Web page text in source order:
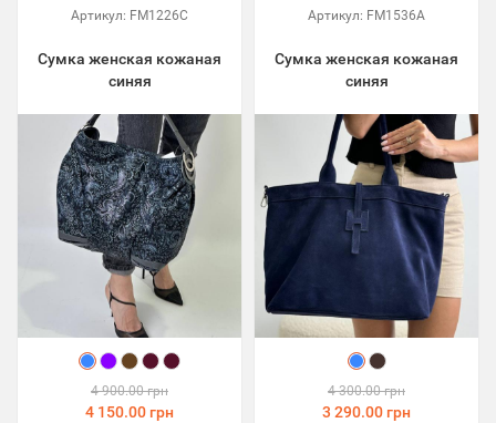
Артикул: FM1226C
Сумка женская кожаная
синяя
4 900.00 грн
4 150.00 грн
Артикул: FM1536A
Сумка женская кожаная
синяя
4 300.00 грн
3 290.00 грн